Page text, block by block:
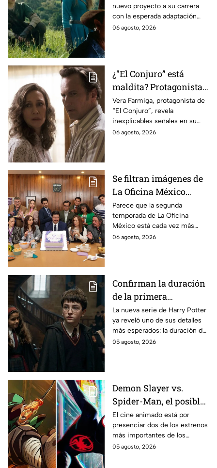
lo que se sabe hasta
ahora
nuevo proyecto a su carrera
con la esperada adaptación
cinematográfica del popular
06 agosto, 2026
¿"El Conjuro” está
maldita? Protagonista
revela INQUIETANTES
señales en su cuerpo
durante la grabación de
la película
Vera Farmiga, protagonista de
“El Conjuro”, revela
inexplicables señales en su
cuerpo durante el rodaje de la
06 agosto, 2026
Se filtran imágenes de
La Oficina México
temporada 2 y un
detalle desata teorías
entre los fans
Parece que la segunda
temporada de La Oficina
México está cada vez más
cerca, pues el elenco ya se
06 agosto, 2026
Confirman la duración
de la primera
temporada de Harry
Potter y emocionará a
los fans de los libros
La nueva serie de Harry Potter
ya reveló uno de sus detalles
más esperados: la duración de
la primera temporada basada
05 agosto, 2026
Demon Slayer vs.
Spider-Man, el posible
gran enfrentamiento
en taquilla del 2027
El cine animado está por
presenciar dos de los estrenos
más importantes de los
últimos años.
05 agosto, 2026